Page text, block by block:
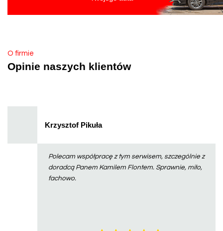
O firmie
Opinie naszych klientów
Krzysztof Pikuła
Polecam współpracę z tym serwisem, szczególnie z
doradcą Panem Kamilem Flontem. Sprawnie, miło,
fachowo.